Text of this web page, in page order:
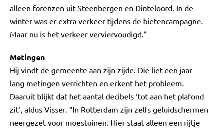
alleen forenzen uit Steenbergen en Dinteloord. In de
winter was er extra verkeer tijdens de bietencampagne.
Maar nu is het verkeer verviervoudigd.”
Metingen
Hij vindt de gemeente aan zijn zijde. Die liet een jaar
lang metingen verrichten en erkent het probleem.
Daaruit blijkt dat het aantal decibels ‘tot aan het plafond
zit’, aldus Visser. “In Rotterdam zijn zelfs geluidschermen
neergezet voor moestuinen. Hier staat alleen een rijtje